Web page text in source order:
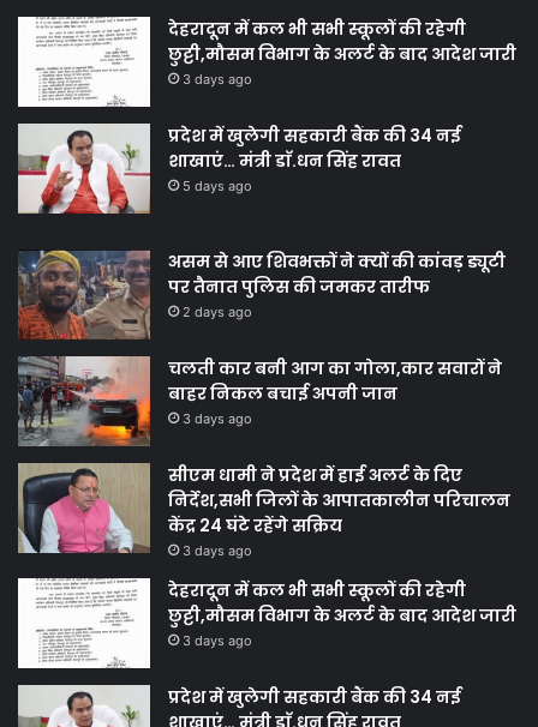
देहरादून में कल भी सभी स्कूलों की रहेगी
छुट्टी,मौसम विभाग के अलर्ट के बाद आदेश जारी
3 days ago
प्रदेश में खुलेगी सहकारी बैंक की 34 नई
शाखाएं… मंत्री डाॅ.धन सिंह रावत
5 days ago
असम से आए शिवभक्तों ने क्यों की कांवड़ ड्यूटी
पर तैनात पुलिस की जमकर तारीफ
2 days ago
चलती कार बनी आग का गोला,कार सवारों ने
बाहर निकल बचाई अपनी जान
3 days ago
सीएम धामी ने प्रदेश में हाई अलर्ट के दिए
निर्देश,सभी जिलों के आपातकालीन परिचालन
केंद्र 24 घंटे रहेंगे सक्रिय
3 days ago
देहरादून में कल भी सभी स्कूलों की रहेगी
छुट्टी,मौसम विभाग के अलर्ट के बाद आदेश जारी
3 days ago
प्रदेश में खुलेगी सहकारी बैंक की 34 नई